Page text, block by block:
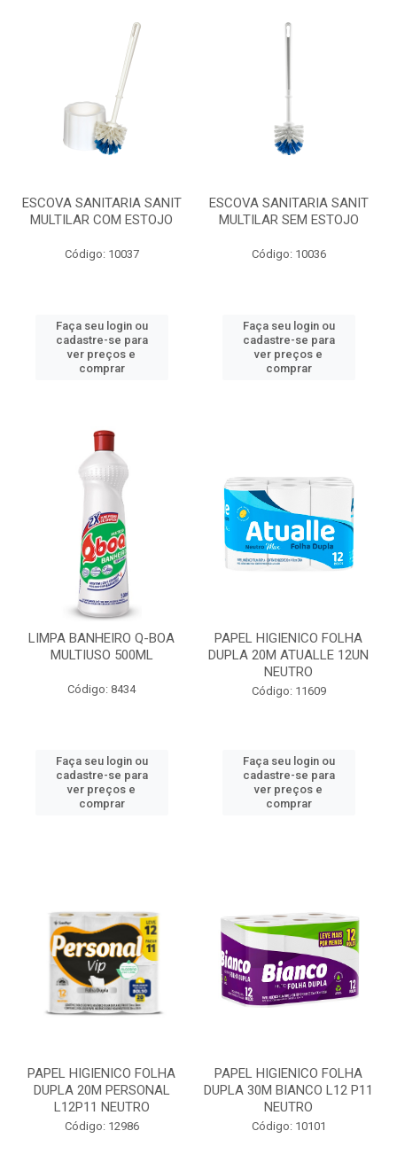
ESCOVA SANITARIA SANIT
MULTILAR COM ESTOJO
Código: 10037
Faça seu login ou
cadastre-se para
ver preços e
comprar
ESCOVA SANITARIA SANIT
MULTILAR SEM ESTOJO
Código: 10036
Faça seu login ou
cadastre-se para
ver preços e
comprar
LIMPA BANHEIRO Q-BOA
MULTIUSO 500ML
Código: 8434
Faça seu login ou
cadastre-se para
ver preços e
comprar
PAPEL HIGIENICO FOLHA
DUPLA 20M ATUALLE 12UN
NEUTRO
Código: 11609
Faça seu login ou
cadastre-se para
ver preços e
comprar
PAPEL HIGIENICO FOLHA
DUPLA 20M PERSONAL
L12P11 NEUTRO
Código: 12986
PAPEL HIGIENICO FOLHA
DUPLA 30M BIANCO L12 P11
NEUTRO
Código: 10101